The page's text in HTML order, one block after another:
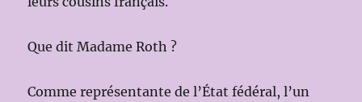
Que dit Madame Roth ?
Comme représentante de l’État fédéral, l’un